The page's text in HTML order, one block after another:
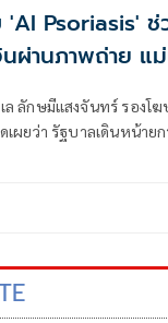
'AI Psoriasis'
นผ่านภาพถ่าย แ
ล ลักษมีแสงจันทร์ รองโ
เผยว่า รัฐบาลเดินหน้าย